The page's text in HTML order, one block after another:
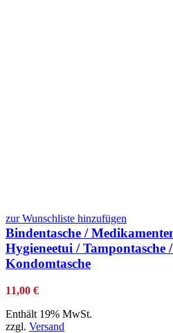
zur Wunschliste hinzufügen
Bindentasche /
Hygieneetui / Tampontasche
Kondomtasche
11,00 €
Enthält 19% MwSt.
zzgl. Versand